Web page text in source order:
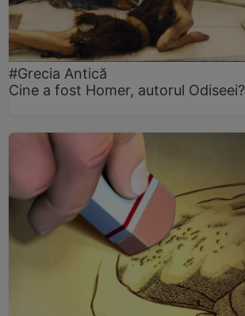
#Grecia Antică
Cine a fost Homer, autorul Odiseei?